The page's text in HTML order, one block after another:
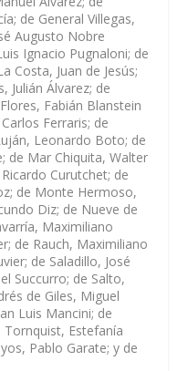
de General Villegas,
Augusto Nobre
Ignacio Pugnaloni; de
Costa, Juan de Jesús;
Julián Álvarez; de
Fabián Blanstein
Ferraris; de
Leonardo Boto; de
de Mar Chiquita, Walter
Curutchet; de
de Monte Hermoso,
Diz; de Nueve de
Maximiliano
de Rauch, Maximiliano
de Saladillo, José
Succurro; de Salto,
de Giles, Miguel
Luis Mancini; de
Tornquist, Estefanía
Pablo Garate; y de